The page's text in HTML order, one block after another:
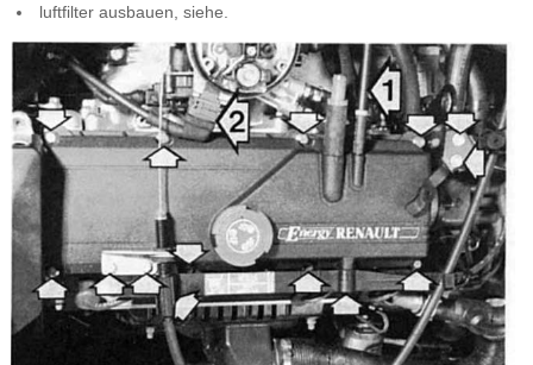
luftfilter ausbauen, siehe.